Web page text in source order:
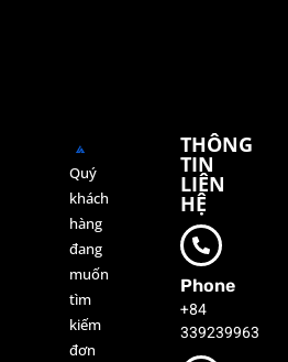
Quý
khách
hàng
đang
muốn
tìm
kiếm
đơn
THÔNG
TIN
LIÊN
HỆ
Phone
+84
339239963